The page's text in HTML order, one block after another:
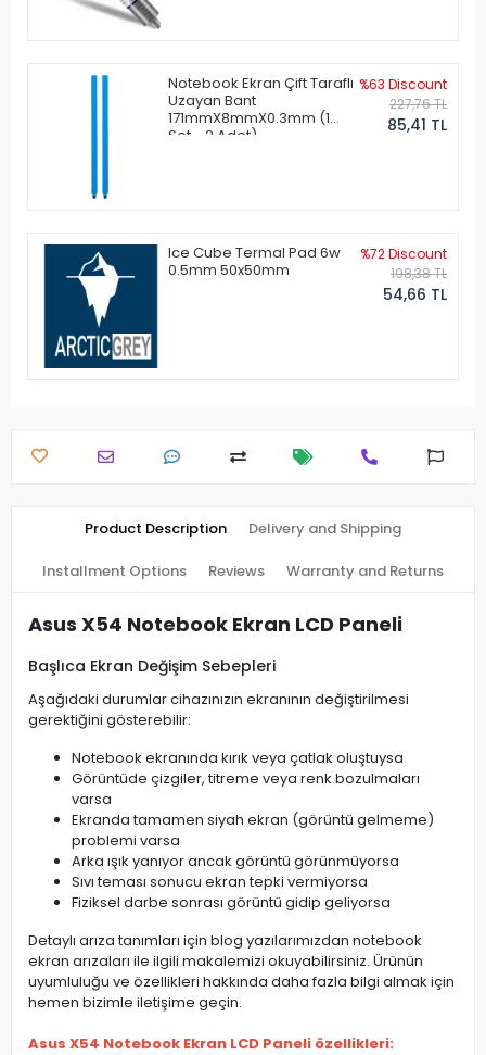
Notebook Ekran Çift Taraflı
Uzayan Bant
171mmX8mmX0.3mm (1
Set - 2 Adet)
%63 Discount
227,76 TL
85,41 TL
Ice Cube Termal Pad 6w
0.5mm 50x50mm
%72 Discount
198,38 TL
54,66 TL
Product Description Delivery and Shipping
Installment Options Reviews Warranty and Returns
Asus X54 Notebook Ekran LCD Paneli
Başlıca Ekran Değişim Sebepleri
Aşağıdaki durumlar cihazınızın ekranının değiştirilmesi
gerektiğini gösterebilir:
Notebook ekranında kırık veya çatlak oluştuysa
Görüntüde çizgiler, titreme veya renk bozulmaları
varsa
Ekranda tamamen siyah ekran (görüntü gelmeme)
problemi varsa
Arka ışık yanıyor ancak görüntü görünmüyorsa
Sıvı teması sonucu ekran tepki vermiyorsa
Fiziksel darbe sonrası görüntü gidip geliyorsa
Detaylı arıza tanımları için blog yazılarımızdan notebook
ekran arızaları ile ilgili makalemizi okuyabilirsiniz. Ürünün
uyumluluğu ve özellikleri hakkında daha fazla bilgi almak için
hemen bizimle iletişime geçin.
Asus X54 Notebook Ekran LCD Paneli özellikleri: